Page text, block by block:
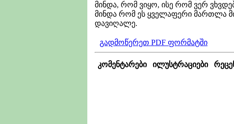
მინდა, რომ ვიყო, ისე რომ ვერ
მინდა რომ ეს ყველაფერი მართლა
დავიღალე.
გადმოწერეთ PDF ფორმატში
კომენტარები ილუსტრაციები